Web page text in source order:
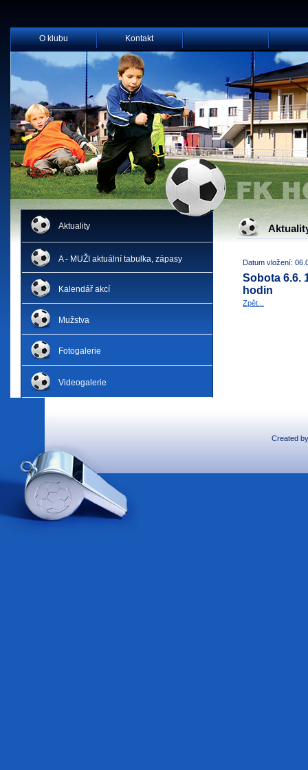
O klubu Kontakt
Aktuality
A - MUŽI aktuální tabulka, zápasy
Kalendář akcí
Mužstva
Fotogalerie
Videogalerie
Datum vložení:
Sobota 6.6.
hodin
Zpět...
Created